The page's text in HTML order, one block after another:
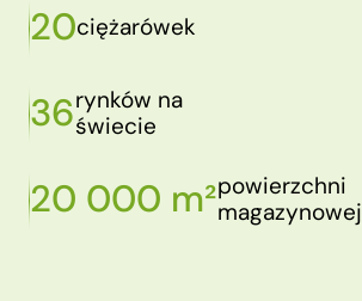
20ciężarówek
36rynków na
świecie
20 000 m²powierzchni
magazynowej